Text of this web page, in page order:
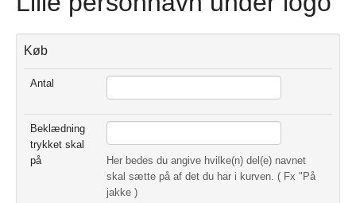
Køb
Antal
Beklædning
trykket skal
på
Her bedes du angive hvilke(n) del(e) navnet
skal sætte på af det du har i kurven. ( Fx "På
jakke )